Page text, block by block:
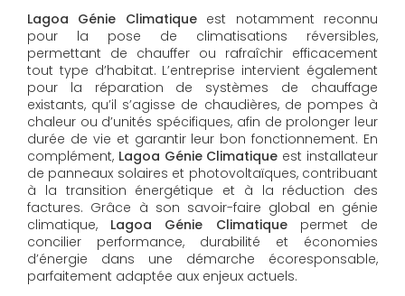
Lagoa Génie Climatiqueest notamment reconnu
pour la pose de climatisations réversibles,
permettant de chauffer ou rafraîchir efficacement
tout type d’habitat. L’entreprise intervient également
pour la réparation de systèmes de chauffage
existants, qu’il s’agisse de chaudières, de pompes à
chaleur ou d’unités spécifiques, afin de prolonger leur
durée de vie et garantir leur bon fonctionnement. En
complément, Lagoa Génie Climatique est installateur
de panneaux solaires et photovoltaïques, contribuant
à la transition énergétique et à la réduction des
factures. Grâce à son savoir-faire global en génie
climatique, Lagoa Génie Climatiquepermet de
concilier performance, durabilité et économies
d’énergie dans une démarche écoresponsable,
parfaitement adaptée aux enjeux actuels.